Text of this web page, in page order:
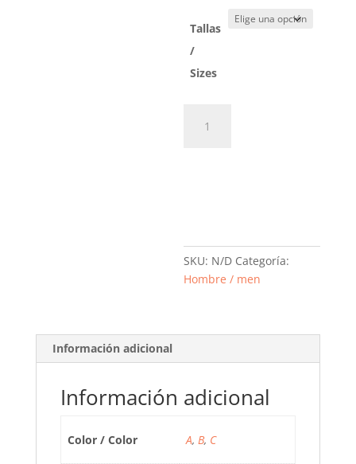
Tallas
/
Sizes
Rayas
SKU: N/D Categoría:
Hombre / men
Información adicional
Información adicional
Color / Color A, B, C